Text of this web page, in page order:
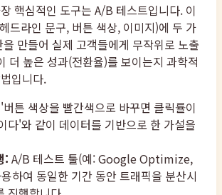
핵심적인 도구는 A/B 테스트입니다. 이
드라인 문구, 버튼 색상, 이미지)에 두 가
만들어 실제 고객들에게 무작위로 노출
더 높은 성과(전환율)를 보이는지 과학적
입니다.
'버튼 색상을 빨간색으로 바꾸면 클릭률이
다'와 같이 데이터를 기반으로 한 가설을
: A/B 테스트 툴(예: Google Optimize,
하여 동일한 기간 동안 트래픽을 분산시